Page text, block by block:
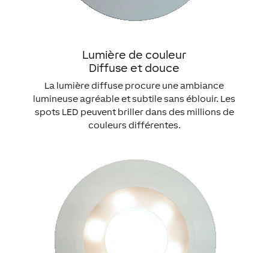
Lumière de couleur
Diffuse et douce
La lumière diffuse procure une ambiance
lumineuse agréable et subtile sans éblouir. Les
spots LED peuvent briller dans des millions de
couleurs différentes.